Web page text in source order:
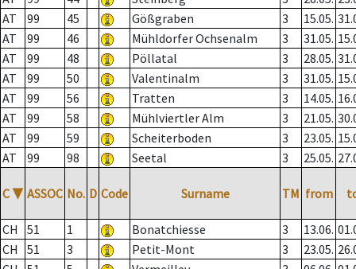
AT
99 45 Gößgraben 3 15.05.
AT
99 46 Mühldorfer Ochsenalm 3 31.05.
AT
99 48 Pöllatal 3 28.05.
AT
99 50 Valentinalm 3 31.05.
AT
99 56 Tratten 3 14.05.
AT
99 58 Mühlviertler Alm 3 21.05.
AT
99 59 Scheiterboden 3 23.05.
AT
99 98 Seetal 3 25.05.
C ▼ ASSOC No. D Code Surname TM from
CH 51 1 Bonatchiesse 3 13.06.
CH
51 3 Petit-Mont 3 23.05.